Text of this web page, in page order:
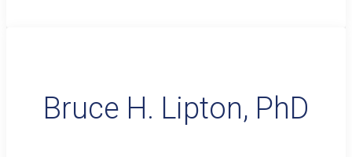
Bruce H. Lipton, PhD